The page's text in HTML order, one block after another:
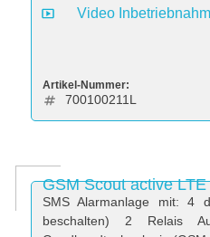
Video
Artikel-Nummer:
700100211L
GSM Scout active
SMS Alarmanlage mit: 4
beschalten) 2